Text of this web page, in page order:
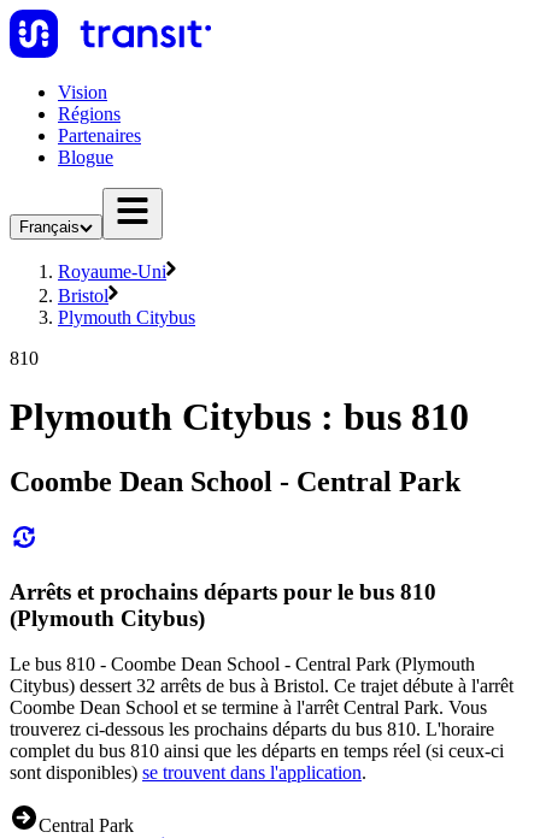
Vision
Régions
Partenaires
Blogue
Français
Royaume-Uni
Bristol
Plymouth Citybus
810
Plymouth Citybus : bus 810
Coombe Dean School - Central Park
Arrêts et prochains départs pour le bus 810
(Plymouth Citybus)
Le bus 810 - Coombe Dean School - Central Park (Plymouth
Citybus) dessert 32 arrêts de bus à Bristol. Ce trajet débute à l'arrêt
Coombe Dean School et se termine à l'arrêt Central Park. Vous
trouverez ci-dessous les prochains départs du bus 810. L'horaire
complet du bus 810 ainsi que les départs en temps réel (si ceux-ci
sont disponibles) se trouvent dans l'application.
Central Park